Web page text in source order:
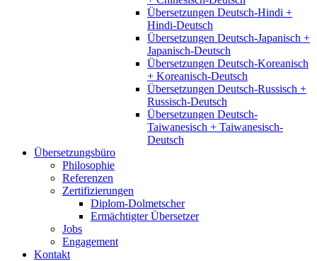
Übersetzungen Deutsch-Hindi +
Hindi-Deutsch
Übersetzungen Deutsch-Japanisch +
Japanisch-Deutsch
Übersetzungen Deutsch-Koreanisch
+ Koreanisch-Deutsch
Übersetzungen Deutsch-Russisch +
Russisch-Deutsch
Übersetzungen Deutsch-
Taiwanesisch + Taiwanesisch-
Deutsch
Übersetzungsbüro
Philosophie
Referenzen
Zertifizierungen
Diplom-Dolmetscher
Ermächtigter Übersetzer
Jobs
Engagement
Kontakt